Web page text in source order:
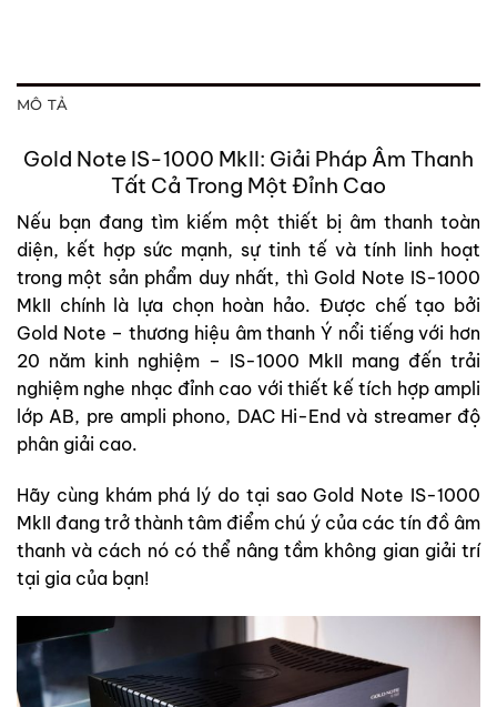
MÔ TẢ
Gold Note IS-1000 MkII: Giải Pháp Âm Thanh
Tất Cả Trong Một Đỉnh Cao
Nếu bạn đang tìm kiếm một thiết bị âm thanh toàn
diện, kết hợp sức mạnh, sự tinh tế và tính linh hoạt
trong một sản phẩm duy nhất, thì Gold Note IS-1000
MkII chính là lựa chọn hoàn hảo. Được chế tạo bởi
Gold Note – thương hiệu âm thanh Ý nổi tiếng với hơn
20 năm kinh nghiệm – IS-1000 MkII mang đến trải
nghiệm nghe nhạc đỉnh cao với thiết kế tích hợp ampli
lớp AB, pre ampli phono, DAC Hi-End và streamer độ
phân giải cao.
Hãy cùng khám phá lý do tại sao Gold Note IS-1000
MkII đang trở thành tâm điểm chú ý của các tín đồ âm
thanh và cách nó có thể nâng tầm không gian giải trí
tại gia của bạn!